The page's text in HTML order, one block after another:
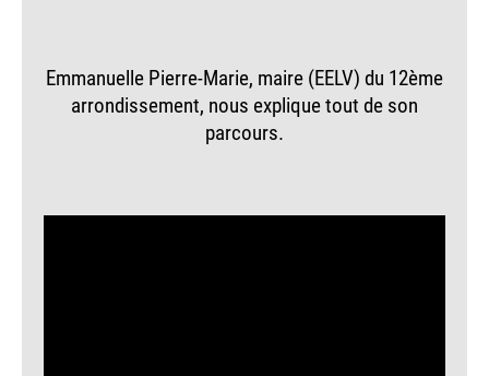
Emmanuelle Pierre-Marie, maire (EELV) du 12ème
arrondissement, nous explique tout de son
parcours.